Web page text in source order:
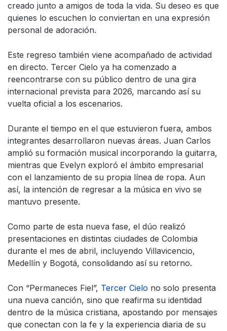
creado junto a amigos de toda la vida. Su deseo es que
quienes lo escuchen lo conviertan en una expresión
personal de adoración.
Este regreso también viene acompañado de actividad
en directo. Tercer Cielo ya ha comenzado a
reencontrarse con su público dentro de una gira
internacional prevista para 2026, marcando así su
vuelta oficial a los escenarios.
Durante el tiempo en el que estuvieron fuera, ambos
integrantes desarrollaron nuevas áreas. Juan Carlos
amplió su formación musical incorporando la guitarra,
mientras que Evelyn exploró el ámbito empresarial
con el lanzamiento de su propia línea de ropa. Aun
así, la intención de regresar a la música en vivo se
mantuvo presente.
Como parte de esta nueva fase, el dúo realizó
presentaciones en distintas ciudades de Colombia
durante el mes de abril, incluyendo Villavicencio,
Medellín y Bogotá, consolidando así su retorno.
Con “Permaneces Fiel”, Tercer Cielo no solo presenta
una nueva canción, sino que reafirma su identidad
dentro de la música cristiana, apostando por mensajes
que conectan con la fe y la experiencia diaria de su